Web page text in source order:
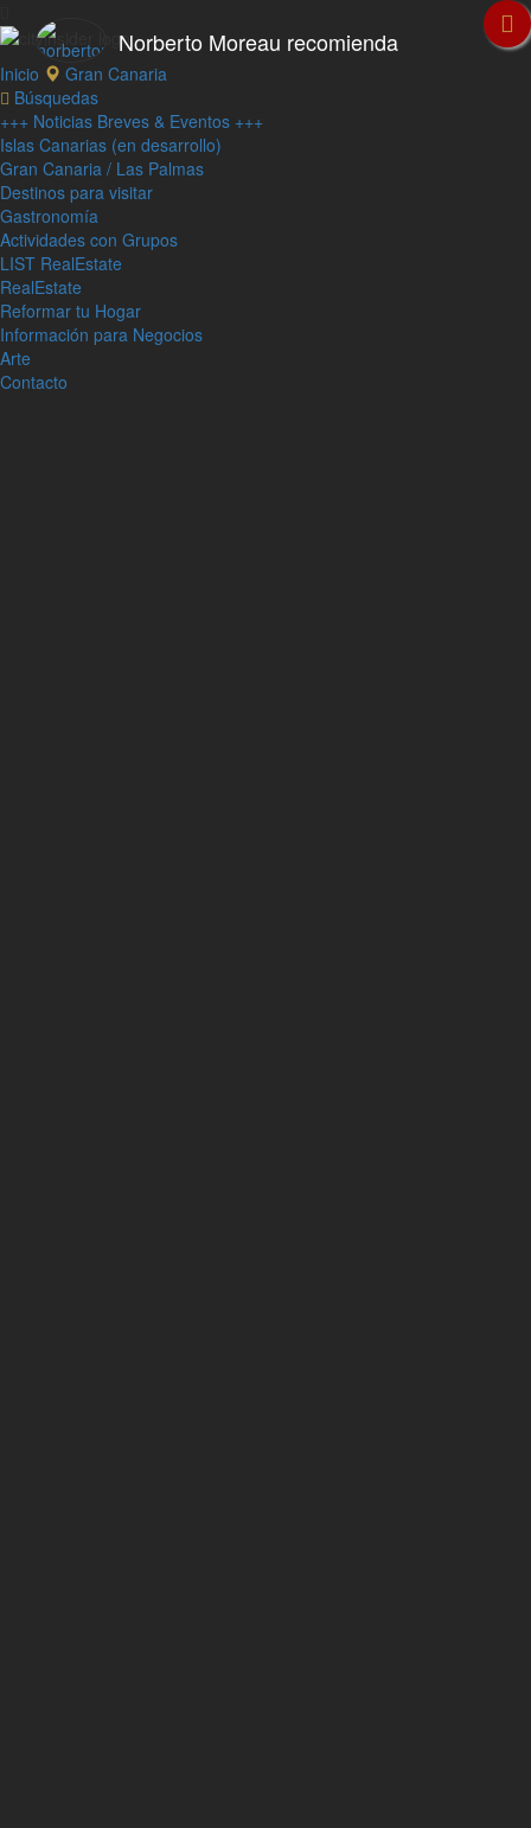
Norberto Moreau recomienda
Inicio
Gran Canaria
Búsquedas
+++ Noticias Breves & Eventos +++
Islas Canarias (en desarrollo)
Gran Canaria / Las Palmas
Destinos para visitar
Gastronomía
Actividades con Grupos
LIST RealEstate
RealEstate
Reformar tu Hogar
Información para Negocios
Arte
Contacto